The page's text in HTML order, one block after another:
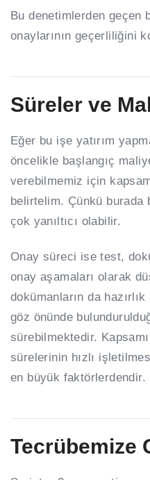
Bu denetimlerden geçen
onaylarının geçerliliğini
Süreler ve
Eğer bu işe yatırım
öncelikle başlangıç
verebilmemiz için
belirtelim. Çünkü
çok yanıltıcı olabilir.
Onay süreci ise test,
onay aşamaları olarak
dokümanların da
göz önünde
sürebilmektedir.
sürelerinin hızlı
en büyük faktörlerdendir.
Tecrübemize